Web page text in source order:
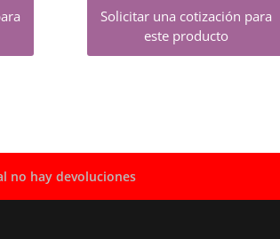
Solicitar una cotización para
este producto
no hay devoluciones